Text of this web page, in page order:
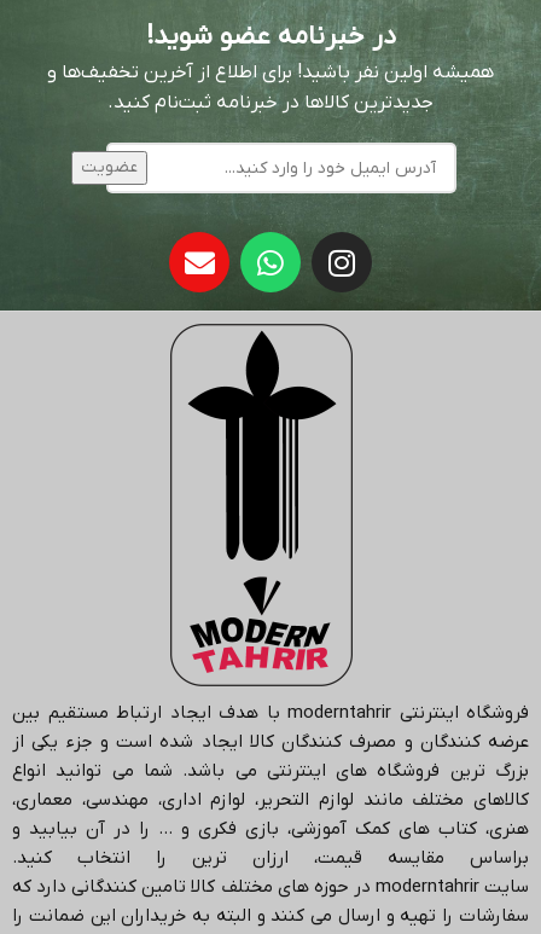
در خبرنامه عضو شوید!
همیشه اولین نفر باشید! برای اطلاع از آخرین تخفیف‌ها و
جدیدترین کالاها در خبرنامه ثبت‌نام کنید.
فروشگاه اینترنتی moderntahrir با هدف ایجاد ارتباط مستقیم بین
عرضه کنندگان و مصرف کنندگان کالا ایجاد شده است و جزء یکی از
بزرگ ترین فروشگاه های اینترنتی می باشد. شما می توانید انواع
کالاهای مختلف مانند لوازم التحریر، لوازم اداری، مهندسی، معماری،
هنری، کتاب های کمک آموزشی، بازی فکری و … را در آن بیابید و
براساس مقایسه قیمت، ارزان ترین را انتخاب کنید.
سایتmoderntahrir در حوزه های مختلف کالا تامین کنندگانی دارد که
سفارشات را تهیه و ارسال می کنند و البته به خریداران این ضمانت را